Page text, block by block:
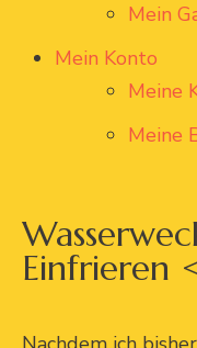
Mein
Mein Konto
Meine
Meine
Einfrieren